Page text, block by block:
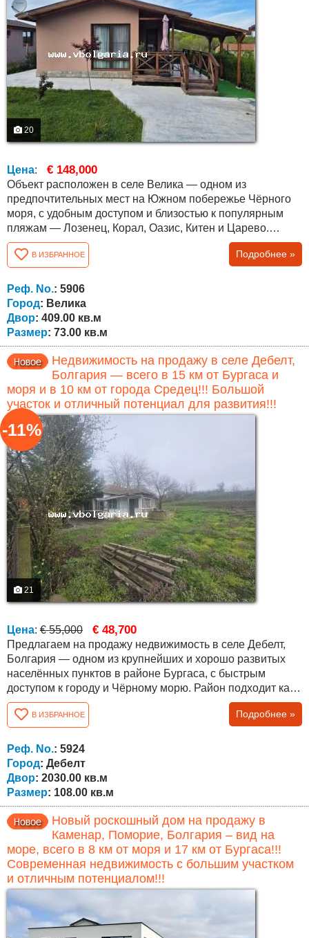
20
Цена: € 148,000
Объект расположен в селе Велика — одном из
предпочтительных мест на Южном побережье Чёрного
моря, с удобным доступом и близостью к популярным
пляжам — Лозенец, Корал, Оазис, Китен и Царево.
Расстояние до Царево около 10 км, до Приморско —
около 11 км. Дом одноэтажный, с функциональной
планировкой и застроенной площадью 73 кв.м (62 кв.м
внутренняя площадь и 11 кв.м веранда). Включает
просторную гостиную, спальню, дополнительную...
В ИЗБРАННОЕ Подробнее »
Реф. No.: 5906
Город: Велика
Двор: 409.00 кв.м
Размер: 73.00 кв.м
Недвижимость на продажу в селе Дебелт,
Болгария — всего в 15 км от Бургаса и
моря и в 10 км от города Средец!!! Большой
участок и отличный потенциал для развития!!!
21
-11%
Цена: € 55,000 € 48,700
Предлагаем на продажу недвижимость в селе Дебелт,
Болгария — одном из крупнейших и хорошо развитых
населённых пунктов в районе Бургаса, с быстрым
доступом к городу и Чёрному морю. Район подходит как
для постоянного проживания, так и для покупки
недвижимости у моря в Болгарии. Объект расположен в
тихой части села, в сформированной жилой среде, среди
соседей есть иностранцы — англичане, немцы и
В ИЗБРАННОЕ Подробнее »
Реф. No.: 5924
Город: Дебелт
Двор: 2030.00 кв.м
Размер: 108.00 кв.м
Новый роскошный дом на продажу в
Каменар, Поморие, Болгария – вид на
море, всего в 8 км от моря и 17 км от Бургаса!!!
Современная недвижимость с большим участком
и отличным потенциалом!!!